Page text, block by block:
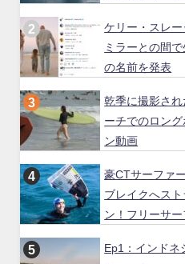
ケリー・スレー
ミラーとの間
の名前を発表
乾季に撮影さ
ーチでのロン
ン動画
豪CTサーファ
ブレイクへス
ン！フリーサー
Ep1：インドネ